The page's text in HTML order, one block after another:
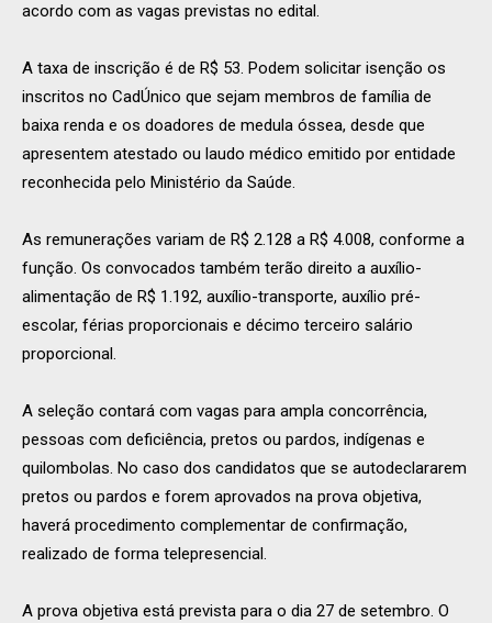
acordo com as vagas previstas no edital.
A taxa de inscrição é de R$ 53. Podem solicitar isenção os
inscritos no CadÚnico que sejam membros de família de
baixa renda e os doadores de medula óssea, desde que
apresentem atestado ou laudo médico emitido por entidade
reconhecida pelo Ministério da Saúde.
As remunerações variam de R$ 2.128 a R$ 4.008, conforme a
função. Os convocados também terão direito a auxílio-
alimentação de R$ 1.192, auxílio-transporte, auxílio pré-
escolar, férias proporcionais e décimo terceiro salário
proporcional.
A seleção contará com vagas para ampla concorrência,
pessoas com deficiência, pretos ou pardos, indígenas e
quilombolas. No caso dos candidatos que se autodeclararem
pretos ou pardos e forem aprovados na prova objetiva,
haverá procedimento complementar de confirmação,
realizado de forma telepresencial.
A prova objetiva está prevista para o dia 27 de setembro. O